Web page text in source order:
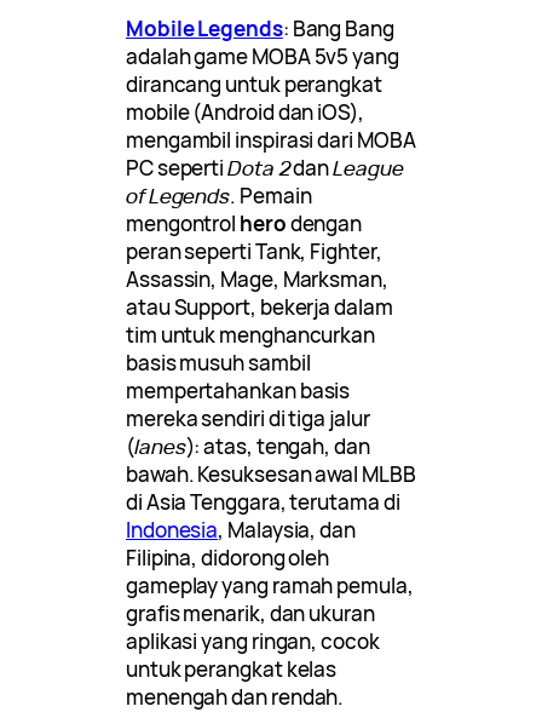
Mobile Legends: Bang Bang
adalah game MOBA 5v5 yang
dirancang untuk perangkat
mobile (Android dan iOS),
mengambil inspirasi dari MOBA
PC sepertiDota 2danLeague
of Legends. Pemain
mengontrol herodengan
peran seperti Tank, Fighter,
Assassin, Mage, Marksman,
atau Support, bekerja dalam
tim untuk menghancurkan
basis musuh sambil
mempertahankan basis
mereka sendiri di tiga jalur
(lanes): atas, tengah, dan
bawah. Kesuksesan awal MLBB
di Asia Tenggara, terutama di
Indonesia, Malaysia, dan
Filipina, didorong oleh
gameplay yang ramah pemula,
grafis menarik, dan ukuran
aplikasi yang ringan, cocok
untuk perangkat kelas
menengah dan rendah.